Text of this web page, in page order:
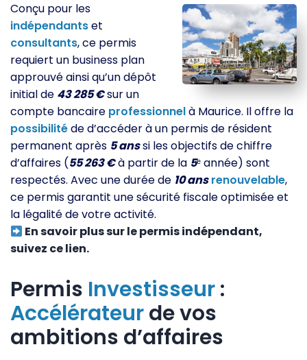
Conçu pour les
indépendantset
consultants, ce permis
requiert un business plan
approuvé ainsi qu’un dépôt
initial de 43 285 €sur un
compte bancaire professionnelà Maurice. Il offre la
possibilitéde d’accéder à un permis de résident
permanent après 5 anssi les objectifs de chiffre
d’affaires (55 263 €à partir de la 5ᵉ année) sont
respectés. Avec une durée de 10 ans renouvelable,
ce permis garantit une sécurité fiscale optimisée et
la légalité de votre activité.
En savoir plus sur le permis indépendant,
suivez ce lien.
Permis Investisseur:
Accélérateurde vos
ambitions d’affaires